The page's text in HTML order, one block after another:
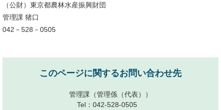
（公財）東京都農林水産振興財団
管理課 猪口
042－528－0505
このページに関するお問い合わせ先
管理課 （管理係（代表））
Tel：042-528-0505